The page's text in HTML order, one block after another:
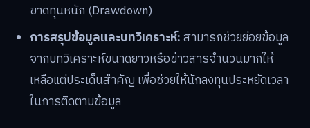
ขาดทุนหนัก (Drawdown)
การสรุปข้อมูลและบทวิเคราะห์:สามารถช่วยย่อยข้อมูล
จากบทวิเคราะห์ขนาดยาวหรือข่าวสารจำนวนมากให้
เหลือแต่ประเด็นสำคัญ เพื่อช่วยให้นักลงทุนประหยัดเวลา
ในการติดตามข้อมูล